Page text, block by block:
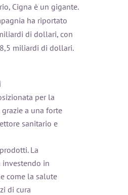
Cigna è un gigante.
ha riportato
di dollari, con
miliardi di dollari.
per la
a una forte
sanitario e
La
investendo in
come la salute
di cura